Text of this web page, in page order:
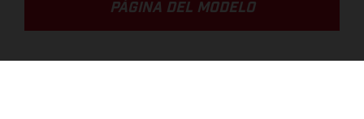
PÁGINA DEL MODELO